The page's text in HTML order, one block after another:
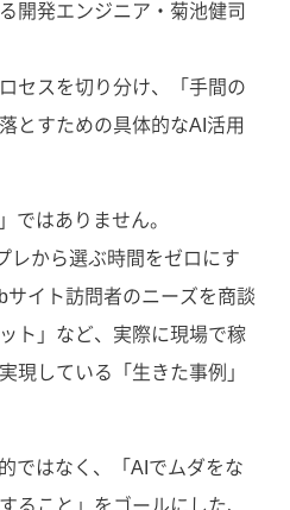
開発エンジニア・菊池健司
セスを切り分け、「手間の
とすための具体的なAI活用
ではありません。
レから選ぶ時間をゼロにす
サイト訪問者のニーズを商談
ト」など、実際に現場で稼
現している「生きた事例」
ではなく、「AIでムダをな
ること」をゴールにした、